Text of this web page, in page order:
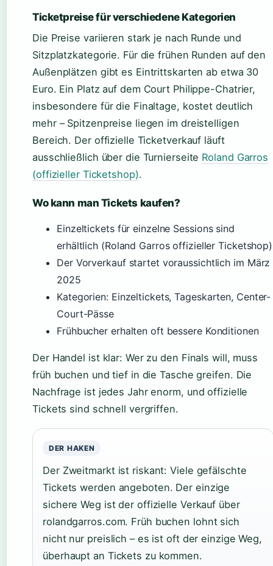
Ticketpreise für verschiedene Kategorien
Die Preise variieren stark je nach Runde und
Sitzplatzkategorie. Für die frühen Runden auf den
Außenplätzen gibt es Eintrittskarten ab etwa 30
Euro. Ein Platz auf dem Court Philippe-Chatrier,
insbesondere für die Finaltage, kostet deutlich
mehr – Spitzenpreise liegen im dreistelligen
Bereich. Der offizielle Ticketverkauf läuft
ausschließlich über die Turnierseite Roland Garros
(offizieller Ticketshop).
Wo kann man Tickets kaufen?
Einzeltickets für einzelne Sessions sind
erhältlich (Roland Garros offizieller Ticketshop)
Der Vorverkauf startet voraussichtlich im März
2025
Kategorien: Einzeltickets, Tageskarten, Center-
Court-Pässe
Frühbucher erhalten oft bessere Konditionen
Der Handel ist klar: Wer zu den Finals will, muss
früh buchen und tief in die Tasche greifen. Die
Nachfrage ist jedes Jahr enorm, und offizielle
Tickets sind schnell vergriffen.
DER HAKEN
Der Zweitmarkt ist riskant: Viele gefälschte
Tickets werden angeboten. Der einzige
sichere Weg ist der offizielle Verkauf über
rolandgarros.com. Früh buchen lohnt sich
nicht nur preislich – es ist oft der einzige Weg,
überhaupt an Tickets zu kommen.